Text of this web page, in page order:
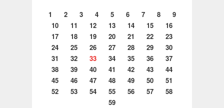
1 2 3 4 5 6 7 8
9
10
11 12 13 14 15
16
17
18 19 20 21 22
23
24
25 26 27 28 29
30
31
32 33 34 35 36
37
38
39 40 41 42 43
44
45
46 47 48 49 50
51
52
53 54 55 56 57
58
59